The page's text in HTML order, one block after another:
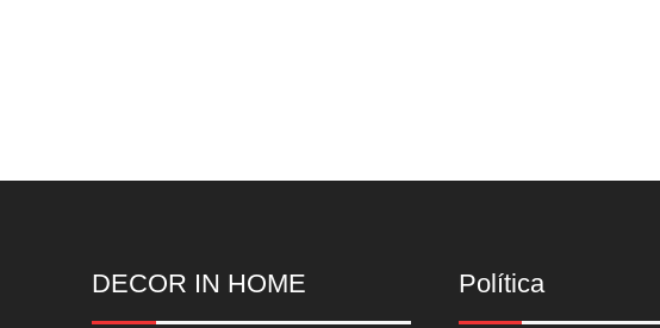
DECOR IN HOME Política